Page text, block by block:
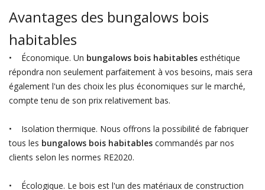
Avantages des bungalows bois
habitables
• Économique. Un bungalows bois habitablesesthétique
répondra non seulement parfaitement à vos besoins, mais sera
également l'un des choix les plus économiques sur le marché,
compte tenu de son prix relativement bas.
• Isolation thermique. Nous offrons la possibilité de fabriquer
tous les bungalows bois habitablescommandés par nos
clients selon les normes RE2020.
• Écologique. Le bois est l'un des matériaux de construction